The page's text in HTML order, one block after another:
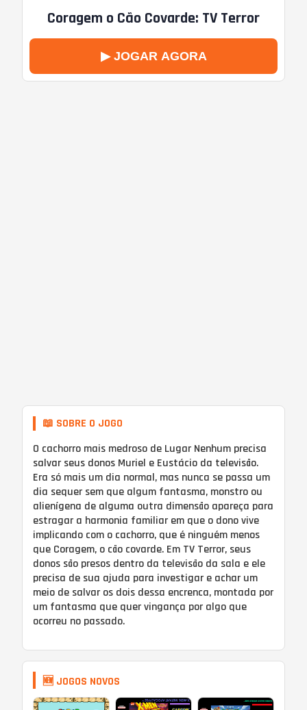
Coragem o Cão Covarde: TV Terror
▶ JOGAR AGORA
📖 SOBRE O JOGO
O cachorro mais medroso de Lugar Nenhum precisa
salvar seus donos Muriel e Eustácio da televisão.
Era só mais um dia normal, mas nunca se passa um
dia sequer sem que algum fantasma, monstro ou
alienígena de alguma outra dimensão apareça para
estragar a harmonia familiar em que o dono vive
implicando com o cachorro, que é ninguém menos
que Coragem, o cão covarde. Em TV Terror, seus
donos são presos dentro da televisão da sala e ele
precisa de sua ajuda para investigar e achar um
meio de salvar os dois dessa encrenca, montada por
um fantasma que quer vingança por algo que
ocorreu no passado.
🆕 JOGOS NOVOS